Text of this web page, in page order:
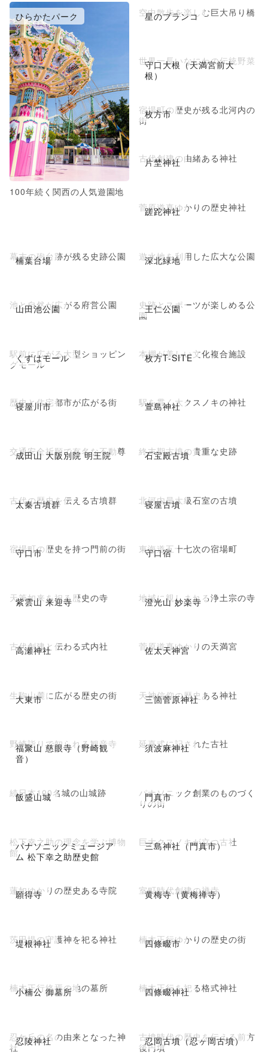
ひらかたパーク
100年続く関西の人気遊園地
星のブランコ
空中散歩を楽しむ巨大吊り橋
守口大根（天満宮前大
根）
世界一長いなにわの伝統野菜
枚方市
宿場町の歴史が残る北河内の
街
片埜神社
古代創建の由緒ある神社
蹉跎神社
菅原道真ゆかりの歴史神社
楠葉台場
幕末の砲台跡が残る史跡公園 深北緑地
遊水地を利用した広大な公園
山田池公園
池と自然が広がる府営公園 王仁公園
史跡とスポーツが楽しめる公
園
くずはモール
駅前に広がる大型ショッピン
グモール
枚方T-SITE
本棚が美しい文化複合施設
寝屋川市
歴史と住宅都市が広がる街 萱島神社
駅を貫く大クスノキの神社
成田山 大阪別院 明王院
交通安全祈願で有名な不動尊 石宝殿古墳
終末期古墳の貴重な史跡
太秦古墳群
古代の歴史を伝える古墳群 寝屋古墳
北河内最大級石室の古墳
守口市
宿場町の歴史を持つ門前の街 守口宿
東海道五十七次の宿場町
紫雲山 来迎寺
天筆如来を祀る歴史の寺 澄光山 妙楽寺
地域に親しまれる浄土宗の寺
高瀬神社
古代創建と伝わる式内社 佐太天神宮
菅原道真ゆかりの天満宮
大東市
生駒山麓に広がる歴史の街 三箇菅原神社
天神信仰の歴史ある神社
福聚山 慈眼寺（野崎観
音）
野崎詣りで知られる観音寺 須波麻神社
延喜式に記された古社
飯盛山城
続日本100名城の山城跡 門真市
パナソニック創業のものづく
りの街
パナソニックミュージア
ム 松下幸之助歴史館
松下幸之助の理念を学ぶ博物
館
三島神社（門真市）
巨大クスノキが立つ古社
願得寺
蓮如ゆかりの歴史ある寺院 黄梅寺（黄梅禅寺）
室町時代創建の禅寺
堤根神社
茨田堤の守護神を祀る神社 四條畷市
楠木正行ゆかりの歴史の街
小楠公 御墓所
楠木正行終焉の地の墓所 四條畷神社
楠木正行を祀る格式神社
忍陵神社
忍ケ丘の名の由来となった神
社
忍岡古墳（忍ヶ岡古墳）
古墳時代の歴史を伝える前方
後円墳